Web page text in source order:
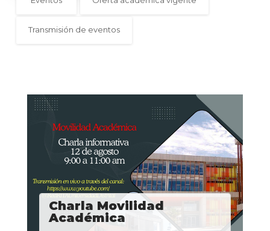
Transmisión de eventos
Charla Movilidad
Académica